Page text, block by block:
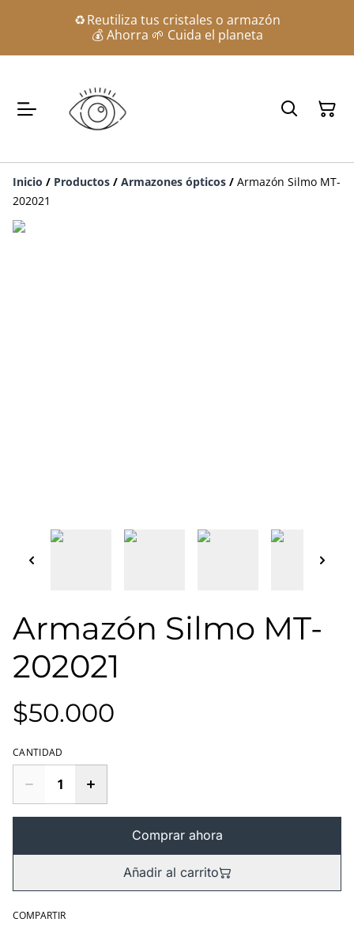
♻️ Reutiliza tus cristales o armazón
💰 Ahorra 🌱 Cuida el planeta
Inicio / Productos / Armazones ópticos / Armazón Silmo MT-
202021
Armazón Silmo MT-
202021
$50.000
CANTIDAD
Comprar ahora
Añadir al carrito
COMPARTIR